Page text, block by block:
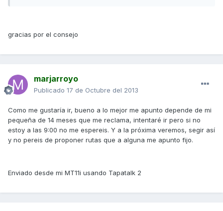
gracias por el consejo
marjarroyo
Publicado 17 de Octubre del 2013
Como me gustaría ir, bueno a lo mejor me apunto depende de mi
pequeña de 14 meses que me reclama, intentaré ir pero si no
estoy a las 9:00 no me espereis. Y a la próxima veremos, segir así
y no pereis de proponer rutas que a alguna me apunto fijo.
Enviado desde mi MT11i usando Tapatalk 2